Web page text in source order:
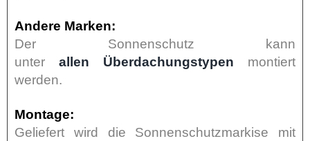
Andere Marken:
Der Sonnenschutz kann
unter allen Überdachungstypen
montiert
werden.
Montage:
Geliefert wird die Sonnenschutzmarkise mit